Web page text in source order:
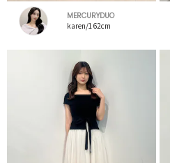
MERCURYDUO
karen/162cm